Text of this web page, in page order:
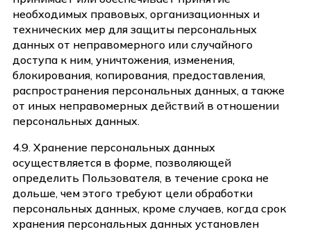
необходимых правовых, организационных и
технических мер для защиты персональных
данных от неправомерного или случайного
доступа к ним, уничтожения, изменения,
блокирования, копирования, предоставления,
распространения персональных данных, а также
от иных неправомерных действий в отношении
персональных данных.
4.9. Хранение персональных данных
осуществляется в форме, позволяющей
определить Пользователя, в течение срока не
дольше, чем этого требуют цели обработки
персональных данных, кроме случаев, когда срок
хранения персональных данных установлен